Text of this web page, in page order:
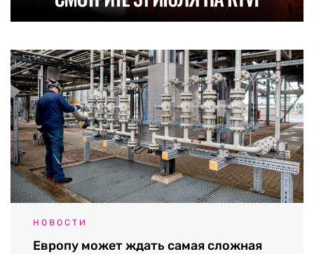
НОВОСТИ
Европу может ждать самая сложная